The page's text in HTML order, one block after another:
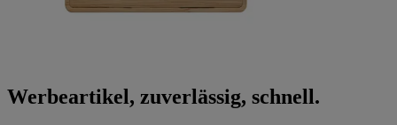
Werbeartikel, zuverlässig, schnell.